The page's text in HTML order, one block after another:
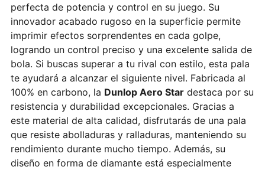
perfecta de potencia y control en su juego. Su
innovador acabado rugoso en la superficie permite
imprimir efectos sorprendentes en cada golpe,
logrando un control preciso y una excelente salida de
bola. Si buscas superar a tu rival con estilo, esta pala
te ayudará a alcanzar el siguiente nivel. Fabricada al
100% en carbono, la Dunlop Aero Stardestaca por su
resistencia y durabilidad excepcionales. Gracias a
este material de alta calidad, disfrutarás de una pala
que resiste abolladuras y ralladuras, manteniendo su
rendimiento durante mucho tiempo. Además, su
diseño en forma de diamante está especialmente